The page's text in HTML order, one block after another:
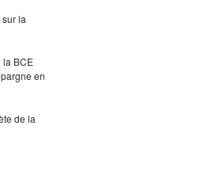
la
la BCE
en
de la